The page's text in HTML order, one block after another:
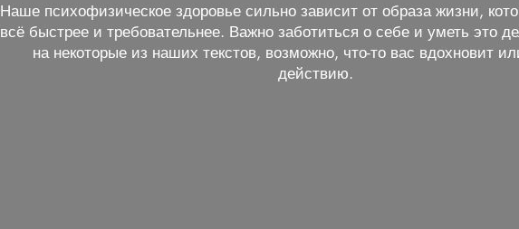
Наше психофизическое здоровье сильно зависит от образа жизни,
всё быстрее и требовательнее. Важно заботиться о себе и уметь это
на некоторые из наших текстов, возможно, что-то вас вдохновит
действию.